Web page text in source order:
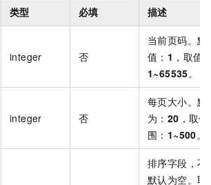
类型 必填 描述
integer 否
当前页码。默
值： 1 ，取值
1~65535。
integer 否
每页大小。默
为： 20 ，取
围： 1~500。
排序字段，不
默认为空。取